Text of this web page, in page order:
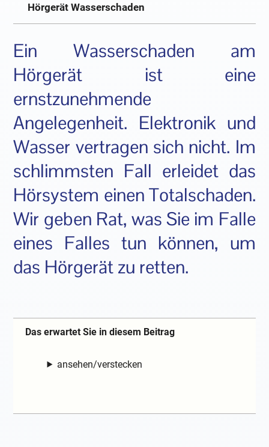
Hörgerät Wasserschaden
Ein Wasserschaden am
Hörgerät ist eine
ernstzunehmende
Angelegenheit. Elektronik und
Wasser vertragen sich nicht. Im
schlimmsten Fall erleidet das
Hörsystem einen Totalschaden.
Wir geben Rat, was Sie im Falle
eines Falles tun können, um
das Hörgerät zu retten.
Das erwartet Sie in diesem Beitrag
ansehen/verstecken